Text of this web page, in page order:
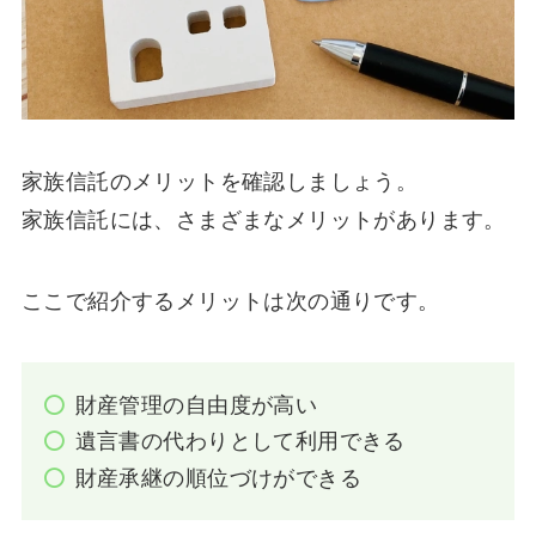
家族信託のメリットを確認しましょう。
家族信託には、さまざまなメリットがあります。
ここで紹介するメリットは次の通りです。
財産管理の自由度が高い
遺言書の代わりとして利用できる
財産承継の順位づけができる